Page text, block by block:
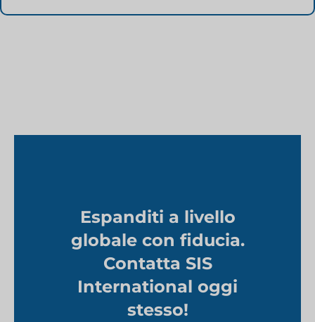
Espanditi a livello
globale con fiducia.
Contatta SIS
International oggi
stesso!